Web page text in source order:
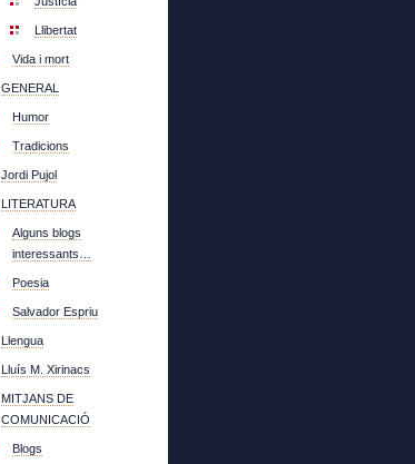
Llibertat
Vida i mort
GENERAL
Humor
Tradicions
Jordi Pujol
LITERATURA
Alguns blogs
interessants…
Poesia
Salvador Espriu
Llengua
Lluís M. Xirinacs
MITJANS DE
COMUNICACIÓ
Blogs